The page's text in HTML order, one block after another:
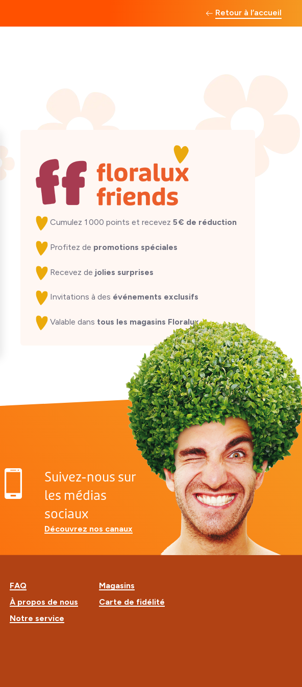
Retour à l’accueil
Cumulez 1 000 points et recevez 5 € de réduction
Profitez de promotions spéciales
Recevez de jolies surprises
Invitations à des événements exclusifs
Valable dans tous les magasins Floralux
Suivez-nous sur
les médias
sociaux
Découvrez nos canaux
FAQ
À propos de nous
Notre service
Magasins
Carte de fidélité